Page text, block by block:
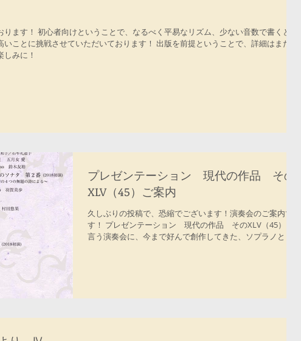
ます！ 初心者向けということで、なるべく平易なリズム、少ない音数で書くとい
ことに挑戦させていただいております！ 出版を前提ということで、詳細はまたご
みに！
プレゼンテーション 現代の作品 その
XLV（45）ご案内
久しぶりの投稿で、恐縮でございます！演奏会のご案内で
す！ プレゼンテーション 現代の作品 そのXLV（45）と
言う演奏会に、今まで好んで創作してきた、ソプラノとピア